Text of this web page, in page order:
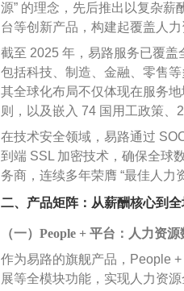
源” 的理念，先后推出以复杂
台等创新产品，构建起覆盖人
截至 2025 年，易路服务已覆
包括科技、制造、金融、零售
其全球化布局不仅体现在服务
则，以及嵌入 74 国用工政策、
在技术安全领域，易路通过
到端 SSL 加密技术，确保全球
务商，连续多年荣膺 “最佳人力
二、产品矩阵：从薪酬核心到
（一）People + 平台：人力资
作为易路的旗舰产品，People
展等全模块功能，实现人力资